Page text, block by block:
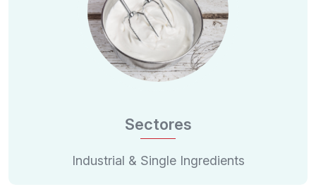
Sectores
Industrial & Single Ingredients